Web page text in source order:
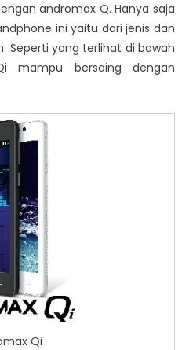
andromax Q. Hanya saja
ini yaitu dari jenis dan
Seperti yang terlihat di bawah
mampu bersaing dengan
Qi